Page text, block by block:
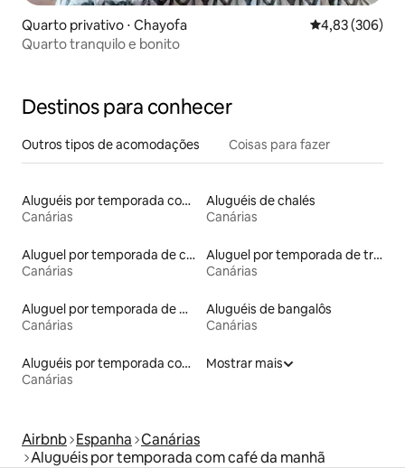
Quarto privativo ⋅ Chayofa 4,83 de uma
4,83 (306)
Quarto tranquilo e bonito
Destinos para conhecer
Outros tipos de acomodações Coisas para fazer
Aluguéis por temporada com acesso à praia
Canárias
Aluguéis de chalés
Canárias
Aluguel por temporada de casas na terra
Canárias
Aluguel por temporada de trailers
Canárias
Aluguel por temporada de microcasas
Canárias
Aluguéis de bangalôs
Canárias
Aluguéis por temporada com sauna
Canárias
Mostrar mais
Airbnb Espanha Canárias
Aluguéis por temporada com café da manhã